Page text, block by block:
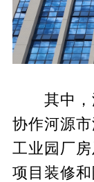
其中
协作河源
工业园厂房
项目装修